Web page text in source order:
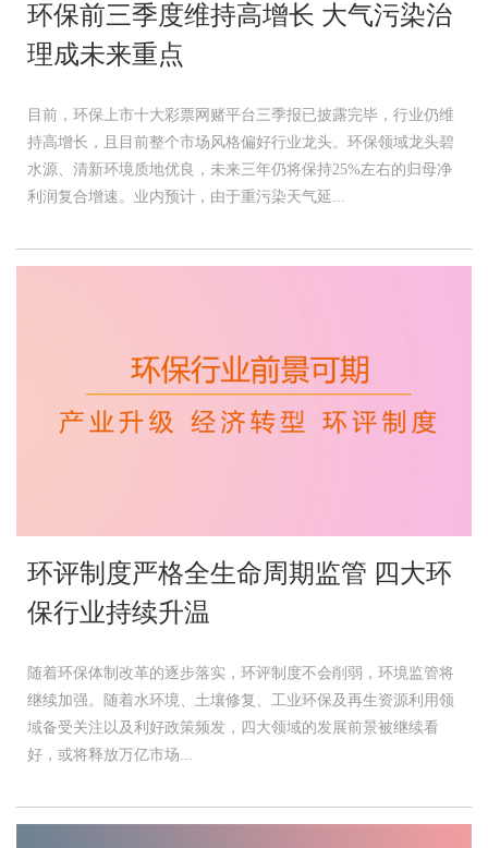
环保前三季度维持高增长 大气污染治
理成未来重点
目前，环保上市十大彩票网赌平台三季报已披露完毕，行业仍维
持高增长，且目前整个市场风格偏好行业龙头。环保领域龙头碧
水源、清新环境质地优良，未来三年仍将保持25%左右的归母净
利润复合增速。业内预计，由于重污染天气延...
环评制度严格全生命周期监管 四大环
保行业持续升温
随着环保体制改革的逐步落实，环评制度不会削弱，环境监管将
继续加强。随着水环境、土壤修复、工业环保及再生资源利用领
域备受关注以及利好政策频发，四大领域的发展前景被继续看
好，或将释放万亿市场...